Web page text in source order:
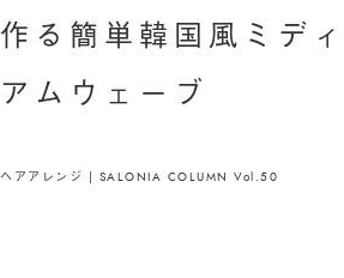
作る簡単韓国風ミディ
アムウェーブ
ヘアアレンジ | SALONIA COLUMN Vol.50